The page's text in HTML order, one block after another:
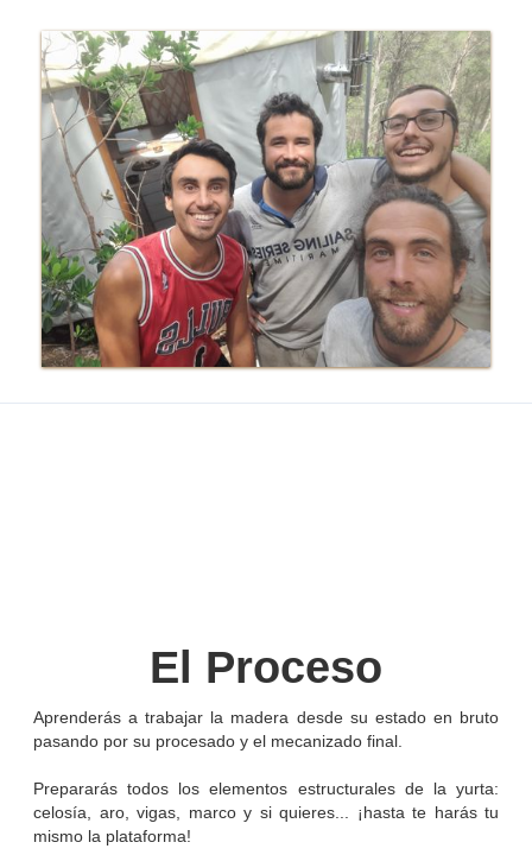
El Proceso
Aprenderás a trabajar la madera desde su estado en bruto
pasando por su procesado y el mecanizado final.
Prepararás todos los elementos estructurales de la yurta:
celosía, aro, vigas, marco y si quieres... ¡hasta te harás tu
mismo la plataforma!